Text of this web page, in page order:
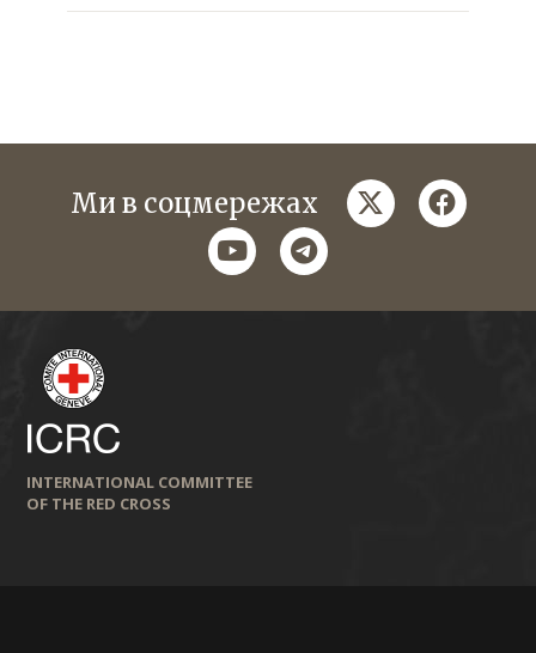
Ми в соцмережах twitter
youtubetelegram
INTERNATIONAL COMMITTEE
OF THE RED CROSS